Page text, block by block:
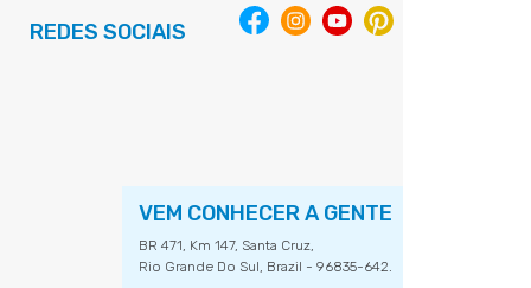
REDES SOCIAIS
VEM CONHECER A GENTE
BR 471, Km 147, Santa Cruz,
Rio Grande Do Sul, Brazil - 96835-642.